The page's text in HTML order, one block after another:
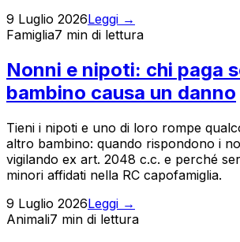
9 Luglio 2026Leggi →
Famiglia7 min di lettura
Nonni e nipoti: chi paga
bambino causa un danno
Tieni i nipoti e uno di loro rompe
altro bambino: quando rispondono i
vigilando ex art. 2048 c.c. e perché
minori affidati nella RC capofamiglia.
9 Luglio 2026Leggi →
Animali7 min di lettura